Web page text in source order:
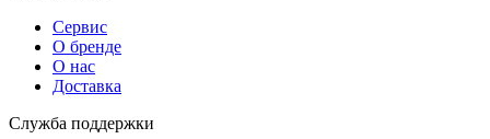
Сервис
О бренде
О нас
Доставка
Служба поддержки